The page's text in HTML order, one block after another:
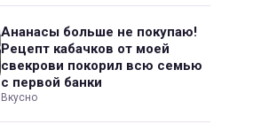
Ананасы больше не покупаю!
Рецепт кабачков от моей
свекрови покорил всю семью
с первой банки
Вкусно